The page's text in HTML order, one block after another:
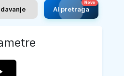
AI pretraga